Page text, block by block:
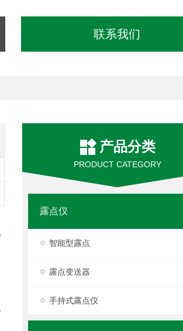
联系我们
产品分类
PRODUCT CATEGORY
露点仪
智能型露点
露点变送器
手持式露点仪